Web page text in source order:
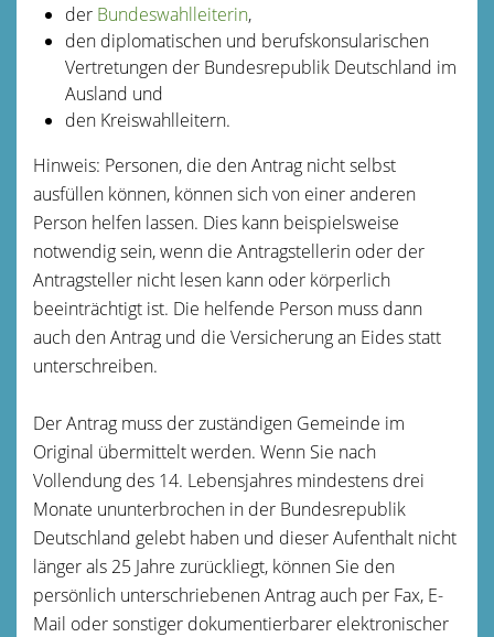
der Bundeswahlleiterin,
den diplomatischen und berufskonsularischen
Vertretungen der Bundesrepublik Deutschland im
Ausland und
den Kreiswahlleitern.
Hinweis: Personen, die den Antrag nicht selbst
ausfüllen können, können sich von einer anderen
Person helfen lassen. Dies kann beispielsweise
notwendig sein, wenn die Antragstellerin oder der
Antragsteller nicht lesen kann oder körperlich
beeinträchtigt ist. Die helfende Person muss dann
auch den Antrag und die Versicherung an Eides statt
unterschreiben.
Der Antrag muss der zuständigen Gemeinde im
Original übermittelt werden. Wenn Sie nach
Vollendung des 14. Lebensjahres mindestens drei
Monate ununterbrochen in der Bundesrepublik
Deutschland gelebt haben und dieser Aufenthalt nicht
länger als 25 Jahre zurückliegt, können Sie den
persönlich unterschriebenen Antrag auch per Fax, E-
Mail oder sonstiger dokumentierbarer elektronischer